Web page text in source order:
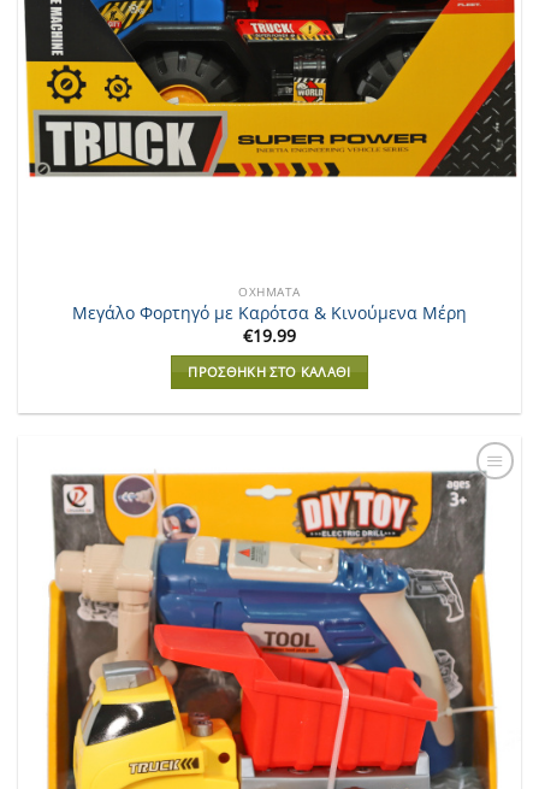
ΟΧΉΜΑΤΑ
Μεγάλο Φορτηγό με Καρότσα & Κινούμενα Μέρη
€19.99
ΠΡΟΣΘΉΚΗ ΣΤΟ ΚΑΛΆΘΙ
Add to
Wishlist